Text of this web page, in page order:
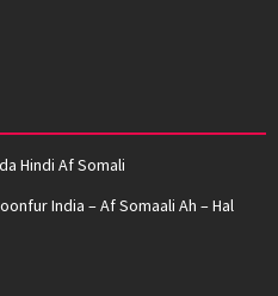
Hindi Af Somali
India – Af Somaali Ah – Hal